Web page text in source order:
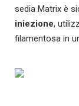
sedia Matrix è
iniezione,
filamentosa in